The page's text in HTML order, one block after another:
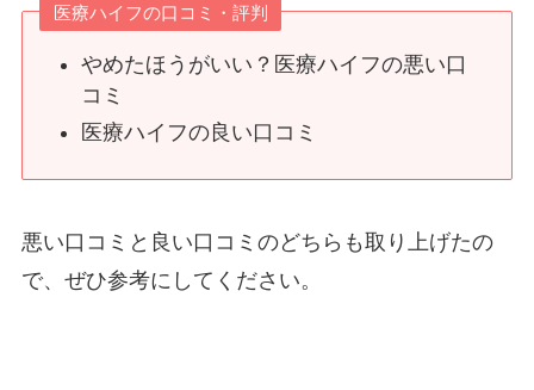
医療ハイフの口コミ・評判
やめたほうがいい？医療ハイフの悪い口
コミ
医療ハイフの良い口コミ
悪い口コミと良い口コミのどちらも取り上げたの
で、ぜひ参考にしてください。